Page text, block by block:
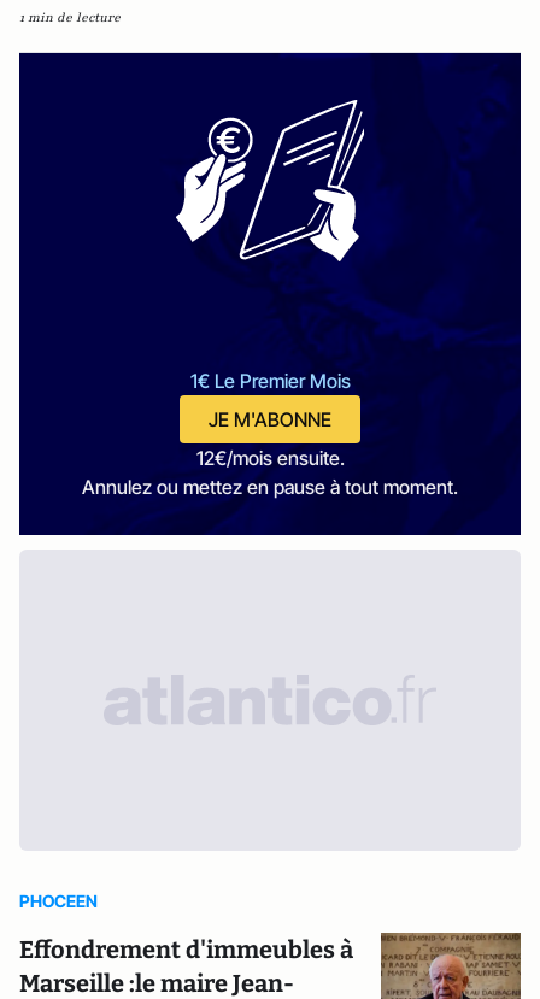
1 min de lecture
1€ Le Premier Mois
JE M'ABONNE
12€/mois ensuite.
Annulez ou mettez en pause à tout moment.
PHOCEEN
Effondrement d'immeubles à
Marseille :le maire Jean-